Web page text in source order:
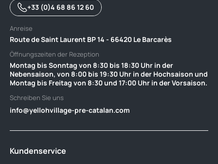
+33 (0)4 68 86 12 60
Anreise
Route de Saint Laurent BP 14 - 66420 Le Barcarès
Öffnungszeiten der Rezeption
Montag bis Sonntag von 8:30 bis 18:30 Uhr in der
Nebensaison, von 8:00 bis 19:30 Uhr in der Hochsaison und
Montag bis Freitag von 8:30 und 17:00 Uhr in der Vorsaison.
Schreiben Sie uns
info@yellohvillage-pre-catalan.com
Kundenservice